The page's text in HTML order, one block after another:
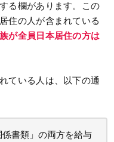
る欄があります。この
住の人が含まれている
が全員日本居住の方は
ている人は、以下の通
係書類」の両方を給与